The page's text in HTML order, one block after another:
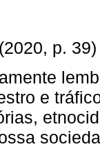
p. 39)
e